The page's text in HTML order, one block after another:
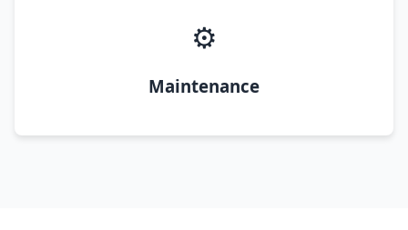
⚙️
Maintenance